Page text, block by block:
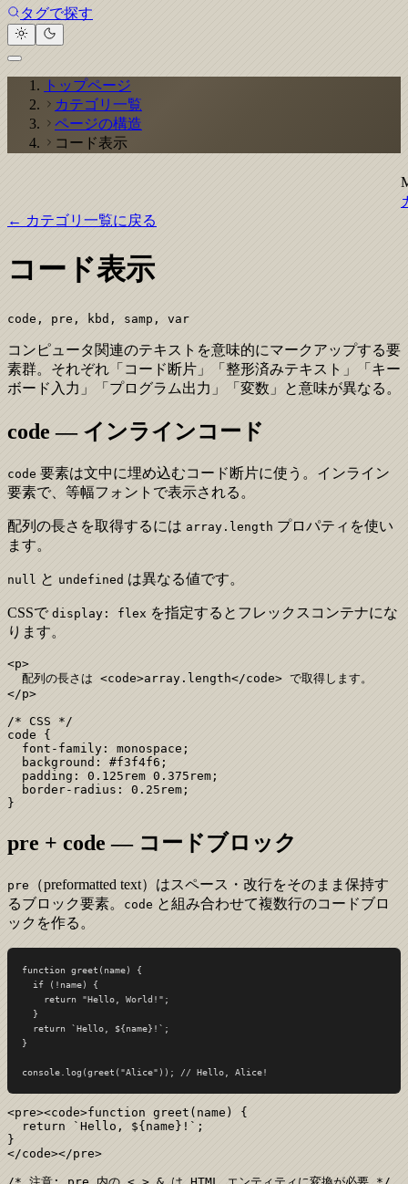
タグで探す
トップページ
カテゴリ一覧
ページの構造
コード表示
← カテゴリ一覧に戻る
コード表示
code, pre, kbd, samp, var
コンピュータ関連のテキストを意味的にマークアップする要
素群。それぞれ「コード断片」「整形済みテキスト」「キー
ボード入力」「プログラム出力」「変数」と意味が異なる。
code — インラインコード
code 要素は文中に埋め込むコード断片に使う。インライン
要素で、等幅フォントで表示される。
配列の長さを取得するには array.length プロパティを使い
ます。
null と undefined は異なる値です。
CSSで display: flex を指定するとフレックスコンテナにな
ります。
<p>
  配列の長さは <code>array.length</code> で取得します。
</p>
/* CSS */
code {
  font-family: monospace;
  background: #f3f4f6;
  padding: 0.125rem 0.375rem;
  border-radius: 0.25rem;
}
pre + code — コードブロック
pre
（preformatted text）はスペース・改行をそのまま保持す
るブロック要素。
code と組み合わせて複数行のコードブロ
ックを作る。
function greet(name) {
  if (!name) {
    return "Hello, World!";
  }
  return `Hello, ${name}!`;
}
console.log(greet("Alice")); // Hello, Alice!
<pre><code>function greet(name) {
  return `Hello, ${name}!`;
}
</code></pre>
/* 注意: pre 内の < > & は HTML エンティティに変換が必要 */